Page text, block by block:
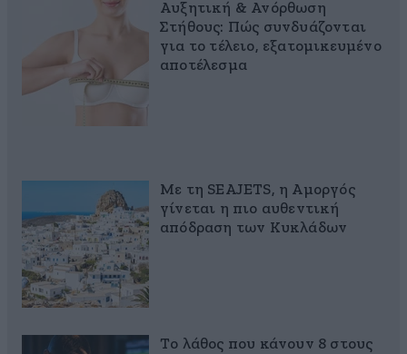
Αυξητική & Ανόρθωση
Στήθους: Πώς συνδυάζονται
για το τέλειο, εξατομικευμένο
αποτέλεσμα
Με τη SEAJETS, η Αμοργός
γίνεται η πιο αυθεντική
απόδραση των Κυκλάδων
Το λάθος που κάνουν 8 στους